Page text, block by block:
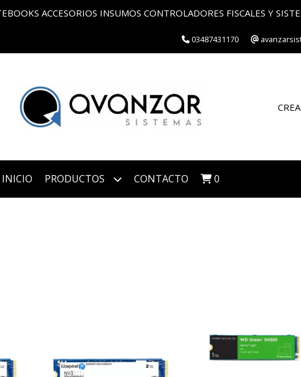
ACCESORIOS INSUMOS CONTROLADORES FISCALES Y
03487431170
INICIO PRODUCTOS CONTACTO 0